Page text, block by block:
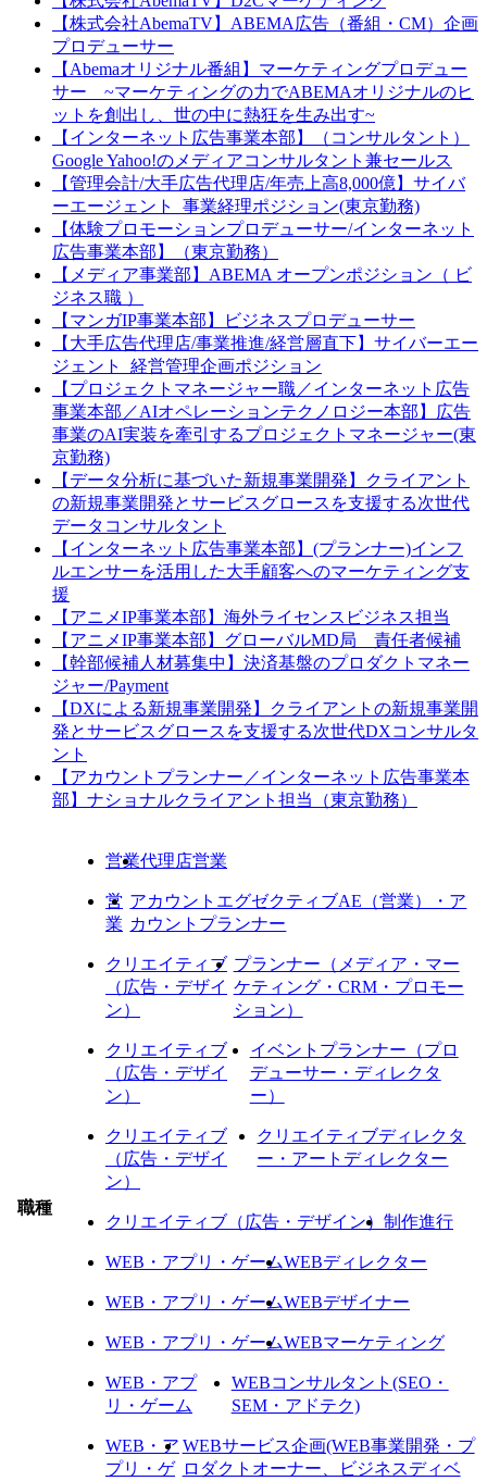
【株式会社AbemaTV】ABEMA広告（番組・CM）企画
プロデューサー
【Abemaオリジナル番組】マーケティングプロデュー
サー ~マーケティングの力でABEMAオリジナルのヒ
ットを創出し、世の中に熱狂を生み出す~
【インターネット広告事業本部】（コンサルタント）
Google Yahoo!のメディアコンサルタント兼セールス
【管理会計/大手広告代理店/年売上高8,000億】サイバ
ーエージェント_事業経理ポジション(東京勤務)
【体験プロモーションプロデューサー/インターネット
広告事業本部】（東京勤務）
【メディア事業部】ABEMA オープンポジション（ ビ
ジネス職 ）
【マンガIP事業本部】ビジネスプロデューサー
【大手広告代理店/事業推進/経営層直下】サイバーエー
ジェント_経営管理企画ポジション
【プロジェクトマネージャー職／インターネット広告
事業本部／AIオペレーションテクノロジー本部】広告
事業のAI実装を牽引するプロジェクトマネージャー(東
京勤務)
【データ分析に基づいた新規事業開発】クライアント
の新規事業開発とサービスグロースを支援する次世代
データコンサルタント
【インターネット広告事業本部】(プランナー)インフ
ルエンサーを活用した大手顧客へのマーケティング支
援
【アニメIP事業本部】海外ライセンスビジネス担当
【アニメIP事業本部】グローバルMD局 責任者候補
【幹部候補人材募集中】決済基盤のプロダクトマネー
ジャー/Payment
【DXによる新規事業開発】クライアントの新規事業開
発とサービスグロースを支援する次世代DXコンサルタ
ント
【アカウントプランナー／インターネット広告事業本
部】ナショナルクライアント担当（東京勤務）
職種
営業代理店営業
営
業
アカウントエグゼクティブAE（営業）・ア
カウントプランナー
クリエイティブ
（広告・デザイ
ン）
プランナー（メディア・マー
ケティング・CRM・プロモー
ション）
クリエイティブ
（広告・デザイ
ン）
イベントプランナー（プロ
デューサー・ディレクタ
ー）
クリエイティブ
（広告・デザイ
ン）
クリエイティブディレクタ
ー・アートディレクター
クリエイティブ（広告・デザイン） 制作進行
WEB・アプリ・ゲームWEBディレクター
WEB・アプリ・ゲームWEBデザイナー
WEB・アプリ・ゲームWEBマーケティング
WEB・アプ
リ・ゲーム
WEBコンサルタント(SEO・
SEM・アドテク)
WEB・ア
プリ・ゲ
WEBサービス企画(WEB事業開発・プ
ロダクトオーナー、ビジネスディベ